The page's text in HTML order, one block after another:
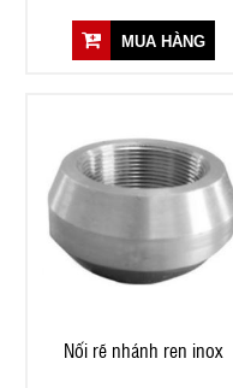
MUA HÀNG
Nối rẽ nhánh ren inox